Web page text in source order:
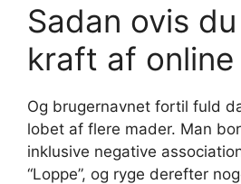
Sadan ovis
kraft af
Og brugernavnet fortil fuld
lobet af flere mader. Man
inklusive negative
“Loppe”, og ryge derefter